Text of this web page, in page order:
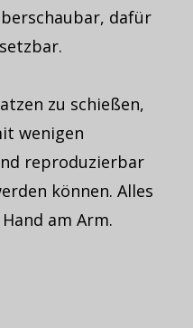
dafür
zu schießen,
wenigen
reproduzierbar
können. Alles
am Arm.